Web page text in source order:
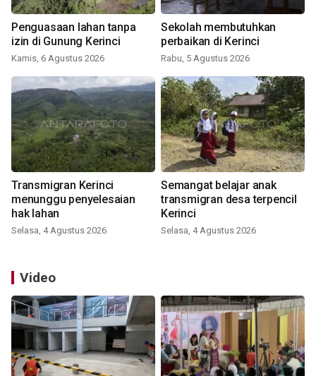
Penguasaan lahan tanpa
izin di Gunung Kerinci
Kamis, 6 Agustus 2026
Sekolah membutuhkan
perbaikan di Kerinci
Rabu, 5 Agustus 2026
Transmigran Kerinci
menunggu penyelesaian
hak lahan
Selasa, 4 Agustus 2026
Semangat belajar anak
transmigran desa terpencil
Kerinci
Selasa, 4 Agustus 2026
Video